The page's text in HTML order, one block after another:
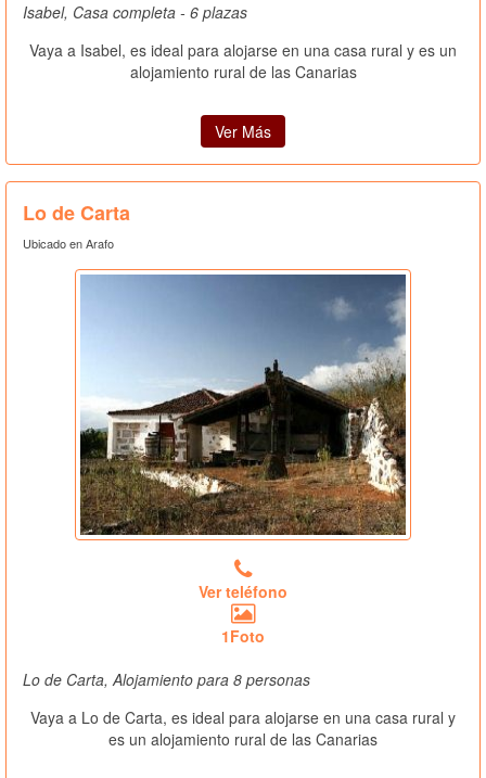
Isabel, Casa completa - 6 plazas
Vaya a Isabel, es ideal para alojarse en una casa rural y es un
alojamiento rural de las Canarias
Ver Más
Lo de Carta
Ubicado en Arafo
Ver teléfono
1Foto
Lo de Carta, Alojamiento para 8 personas
Vaya a Lo de Carta, es ideal para alojarse en una casa rural y
es un alojamiento rural de las Canarias